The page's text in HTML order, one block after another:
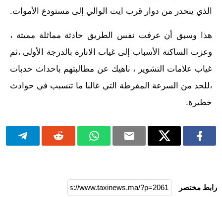
الذي ينحدر من دوار قرب ايت الوالي إلى مستودع الأموات.
هذا وسبق أن عرفت نفس الطريق حادثة مماثلة مميتة ،
وعزت الساكنة الأسباب إلى غياب الانارة بالدرجة الأولى ،ثم
غياب علامات التشوير ، ناهيك عن مطالبتهم باحداث حدبات
،للحد من السرعة المفرطة التي غالبا ما تتسبب في حوادث
خطيرة.
رابط مختصر